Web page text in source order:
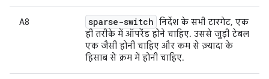
A8 sparse-switch निर्देश के सभी टारगेट, एक
ही तरीके में ऑपरेंड होने चाहिए. उससे जुड़ी टेबल
एक जैसी होनी चाहिए और कम से ज़्यादा के
हिसाब से क्रम में होनी चाहिए.